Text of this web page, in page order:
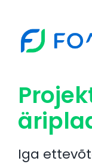
content
Iga